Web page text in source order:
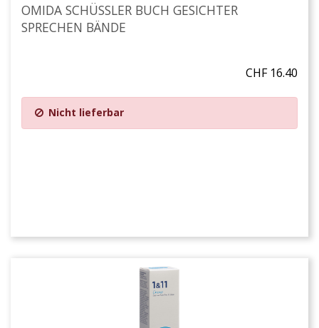
OMIDA SCHÜSSLER BUCH GESICHTER
SPRECHEN BÄNDE
CHF 16.40
Nicht lieferbar